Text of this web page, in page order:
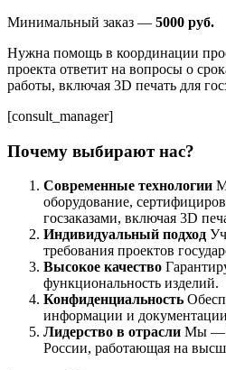
Минимальный заказ — 5000 руб.
Нужна помощь в координации
проекта ответит на вопросы о
работы, включая 3D печать для
[consult_manager]
Почему выбирают нас?
Современные технологии
оборудование,
госзаказами, включая 3D
Индивидуальный подход
требования проектов
Высокое качество
функциональность изделий.
Конфиденциальность
информации и
Лидерство в отрасли Мы —
России, работающая на